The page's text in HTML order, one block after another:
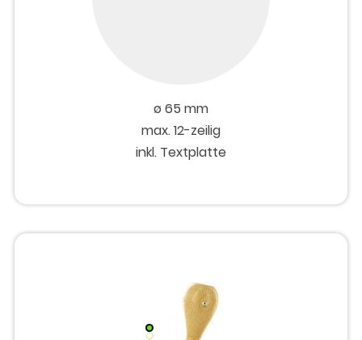
ø 65 mm
max. 12-zeilig
inkl. Textplatte